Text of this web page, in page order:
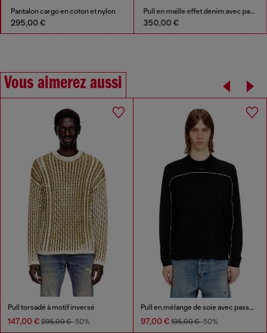
Pantalon cargo en coton et nylon
295,00 €
Pull en maille effet denim avec patchs
350,00 €
Vous aimerez aussi
Pull torsadé à motif inversé
147,00 € 295,00 €-50%
Pull en mélange de soie avec passepoil
97,00 € 195,00 €-50%